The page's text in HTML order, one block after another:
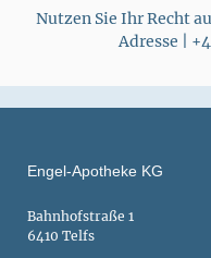
Nutzen Sie Ihr Recht
Adresse |
Engel-Apotheke KG
Bahnhofstraße 1
6410 Telfs